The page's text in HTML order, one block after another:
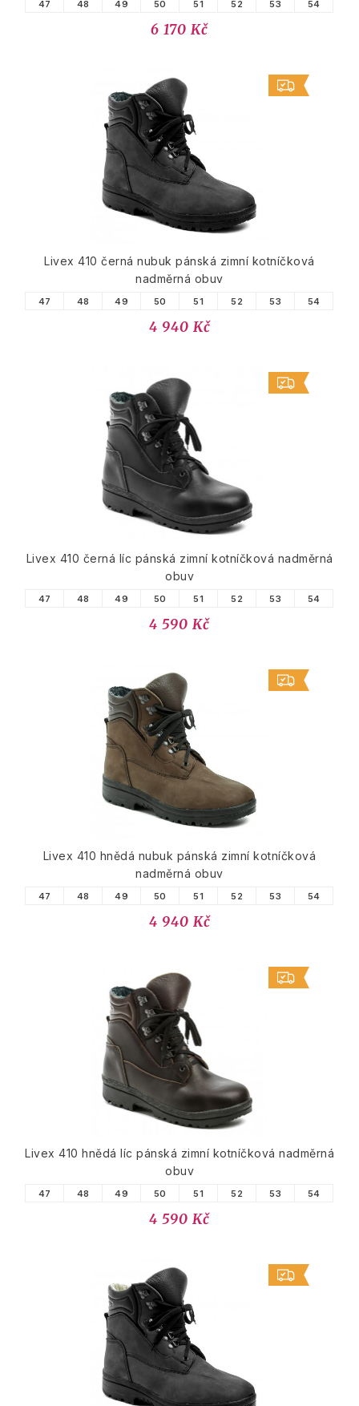
47 48 49 50 51 52 53 54
6 170 Kč
Livex 410 černá nubuk pánská zimní kotníčková
nadměrná obuv
47 48 49 50 51 52 53 54
4 940 Kč
Livex 410 černá líc pánská zimní kotníčková nadměrná
obuv
47 48 49 50 51 52 53 54
4 590 Kč
Livex 410 hnědá nubuk pánská zimní kotníčková
nadměrná obuv
47 48 49 50 51 52 53 54
4 940 Kč
Livex 410 hnědá líc pánská zimní kotníčková nadměrná
obuv
47 48 49 50 51 52 53 54
4 590 Kč